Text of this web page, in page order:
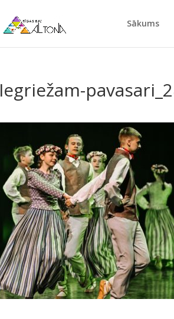
Sākums
Iegriežam-